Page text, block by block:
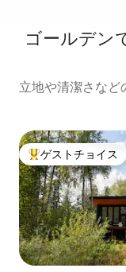
ゴールデン
立地や清潔さな
大好評のゲストチ
ゲストチョイス